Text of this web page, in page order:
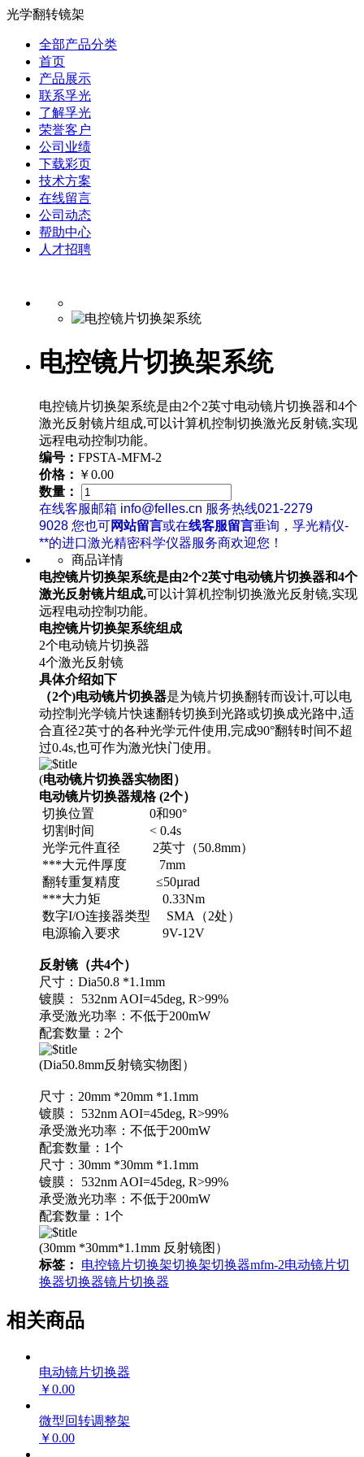
光学翻转镜架
全部产品分类
首页
产品展示
联系孚光
了解孚光
荣誉客户
公司业绩
下载彩页
技术方案
在线留言
公司动态
帮助中心
人才招聘
电控镜片切换架系统
电控镜片切换架系统是由2个2英寸电动镜片切换器和4个
激光反射镜片组成,可以计算机控制切换激光反射镜,实现
远程电动控制功能。
编号： FPSTA-MFM-2
价格： ￥0.00
数量：
在线客服邮箱 info@felles.cn 服务热线021-2279
9028 您也可网站留言或在线客服留言垂询，孚光精仪-
**的进口激光精密科学仪器服务商欢迎您！
商品详情
电控镜片切换架系统是由2个2英寸电动镜片切换器和4个
激光反射镜片组成,可以计算机控制切换激光反射镜,实现
远程电动控制功能。
电控镜片切换架系统组成
2个电动镜片切换器
4个激光反射镜
具体介绍如下
（2个)电动镜片切换器是为镜片切换翻转而设计,可以电
动控制光学镜片快速翻转切换到光路或切换成光路中,适
合直径2英寸的各种光学元件使用,完成90°翻转时间不超
过0.4s,也可作为激光快门使用。
(电动镜片切换器实物图）
电动镜片切换器规格 (2个）
切换位置 0和90°
切割时间 < 0.4s
光学元件直径 2英寸（50.8mm）
***大元件厚度 7mm
翻转重复精度 ≤50µrad
***大力矩 0.33Nm
数字I/O连接器类型 SMA（2处）
电源输入要求 9V-12V
反射镜（共4个）
尺寸：Dia50.8 *1.1mm
镀膜： 532nm AOI=45deg, R>99%
承受激光功率：不低于200mW
配套数量：2个
(Dia50.8mm反射镜实物图）
尺寸：20mm *20mm *1.1mm
镀膜： 532nm AOI=45deg, R>99%
承受激光功率：不低于200mW
配套数量：1个
尺寸：30mm *30mm *1.1mm
镀膜： 532nm AOI=45deg, R>99%
承受激光功率：不低于200mW
配套数量：1个
(30mm *30mm*1.1mm 反射镜图）
标签：
电控镜片切换架切换架切换器mfm-2电动镜片切
换器切换器镜片切换器
相关商品
电动镜片切换器
￥0.00
微型回转调整架
￥0.00